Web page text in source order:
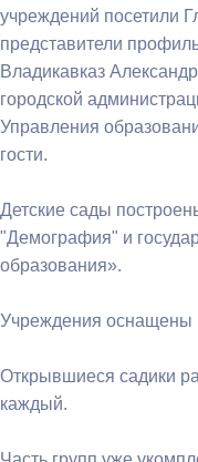
учреждений посетили
представители
Владикавказ
городской
Управления
гости.
Детские сады
"Демография" и
образования».
Учреждения оснащены
Открывшиеся садики
каждый.